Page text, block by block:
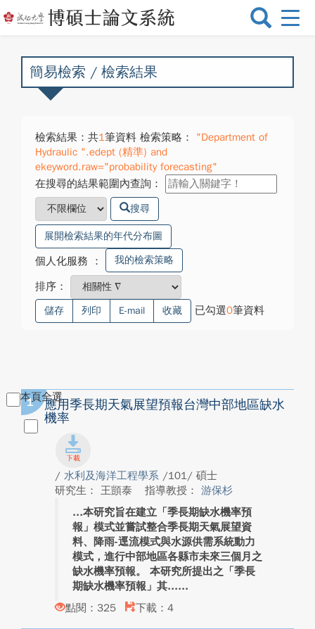
選
換
簡易檢索 / 檢索結果
檢索結果：共1筆資料 檢索策略：
"Department of
Hydraulic ".edept (精準) and
ekeyword.raw="probability forecasting"
在搜尋的結果範圍內查詢：
搜尋
展開檢索結果的年代分布圖
個人化服務 ： 我的檢索策略
排序：
儲存 列印 E-mail 收藏 已勾選0筆資料
本頁全選
1
應用季長期天氣展望預報台灣中部地區缺水
機率
/ 水利及海洋工程學系 /101/ 碩士
研究生： 王顗泰
指導教授： 游保杉
本研究旨在建立「季長期缺水機率預
報」模式並嘗試整合季長期天氣展望資
料、降雨-逕流模式與水源供需系統動力
模式，進行中部地區各縣市未來三個月之
缺水機率預報。 本研究所提出之「季長
期缺水機率預報」其...
點閱：325
下載：4